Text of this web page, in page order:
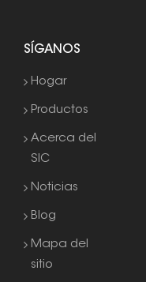
SÍGANOS
Hogar
Productos
Acerca del
SIC
Noticias
Blog
Mapa del
sitio